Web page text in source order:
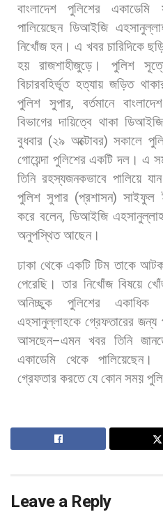
বাংলাদেশ পুলিশের একাডেমি
পালিয়েছেন ডিআইজি
নিখোঁজ হন। এ খবর চারিদিকে
হয়
রাজশাহীজুড়ে। পুলিশ
বিচারবহির্ভূত হত্যায় জড়িত
পুলিশ
সুপার, বর্তমানে বাংলাদেশ
বিভাগের দায়িত্বে থাকা ডিআইজি
বুধবার (২৯ অক্টোবর)সকালে
গোয়েন্দা পুলিশের একটি দল। এ
তিনি রহস্যজনকভাবে পালিয়ে
পুলিশ সুপার (প্রশাসন)সাইফুল
করে বলেন,ডিআইজি
অনুপস্থিত আছেন।
ঢাকা থেকে একটি টিম তাকে
পেরেছি। তার নিখোঁজ বিষয়ে
অনিচ্ছুক
পুলিশের একাধিক
এহসানুল্লাহকে গ্রেফতারের জন্য
আসছেন–এমন খবর তিনি
একাডেমি
থেকে পালিয়েছেন।
গ্রেফতার করতে যে কোন সময়
Leave a Reply